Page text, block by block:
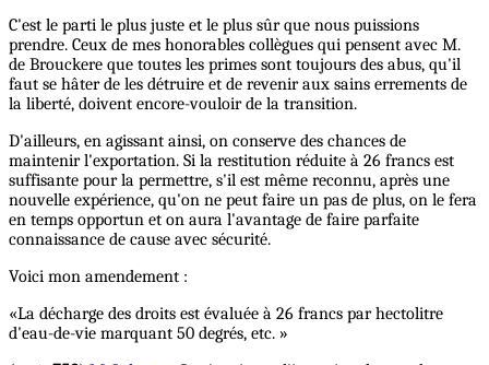
C'est le parti le plus juste et le plus sûr que nous puissions
prendre. Ceux de mes honorables collègues qui pensent avec M.
de Brouckere que toutes les primes sont toujours des abus, qu'il
faut se hâter de les détruire et de revenir aux sains errements de
la liberté, doivent encore-vouloir de la transition.
D'ailleurs, en agissant ainsi, on conserve des chances de
maintenir l'exportation. Si la restitution réduite à 26 francs est
suffisante pour la permettre, s'il est même reconnu, après une
nouvelle expérience, qu'on ne peut faire un pas de plus, on le fera
en temps opportun et on aura l'avantage de faire parfaite
connaissance de cause avec sécurité.
Voici mon amendement :
«La décharge des droits est évaluée à 26 francs par hectolitre
d'eau-de-vie marquant 50 degrés, etc. »